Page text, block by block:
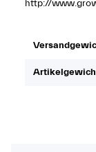
http://